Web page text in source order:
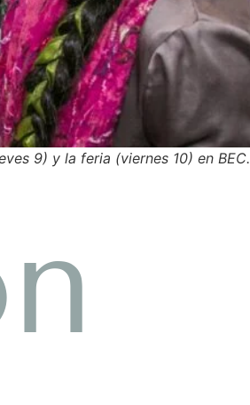
9) y la feria (viernes 10) en BEC.